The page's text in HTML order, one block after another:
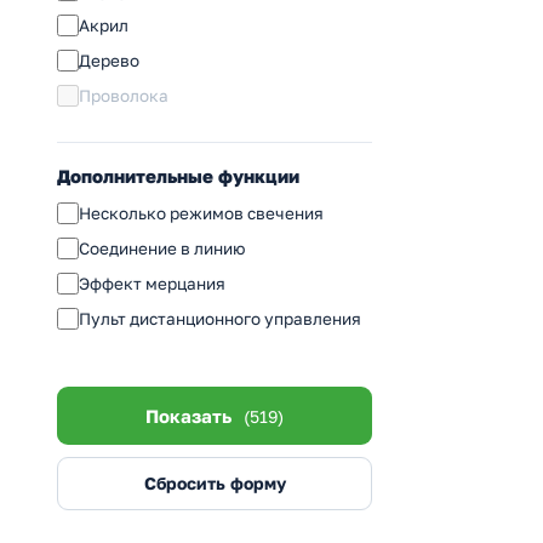
2,1м
2,3м
2,8м
5,2м
6,5м
Акрил
Дерево
Проволока
Дополнительные функции
Несколько режимов свечения
Соединение в линию
Эффект мерцания
Пульт дистанционного управления
Показать (519)
Сбросить форму